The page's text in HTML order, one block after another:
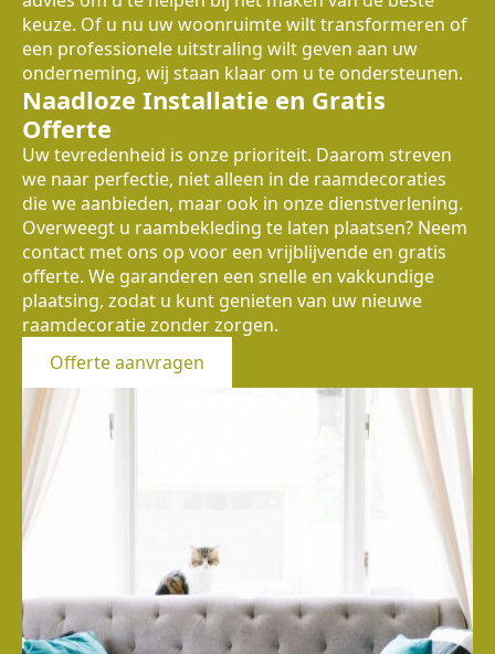
keuze. Of u nu uw woonruimte wilt transformeren of
een professionele uitstraling wilt geven aan uw
onderneming, wij staan klaar om u te ondersteunen.
Naadloze Installatie en Gratis
Offerte
Uw tevredenheid is onze prioriteit. Daarom streven
we naar perfectie, niet alleen in de raamdecoraties
die we aanbieden, maar ook in onze dienstverlening.
Overweegt u raambekleding te laten plaatsen? Neem
contact met ons op voor een vrijblijvende en gratis
offerte. We garanderen een snelle en vakkundige
plaatsing, zodat u kunt genieten van uw nieuwe
raamdecoratie zonder zorgen.
Offerte aanvragen